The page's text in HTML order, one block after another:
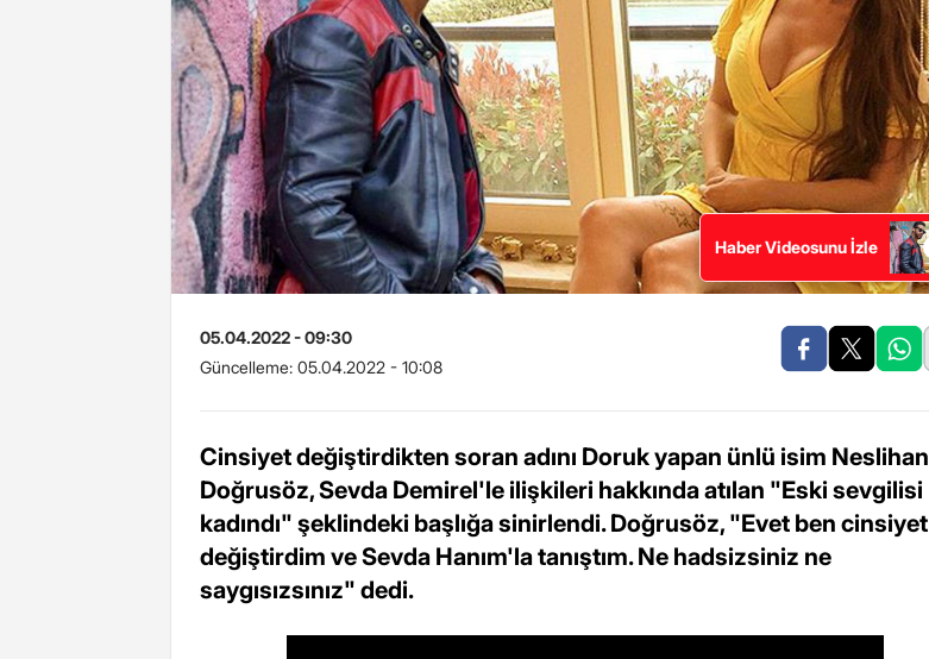
Haber Videosunu İzle
05.04.2022 - 09:30
Güncelleme: 05.04.2022 - 10:08
Cinsiyet değiştirdikten soran adını Doruk yapan ünlü isim Neslihan
Doğrusöz, Sevda Demirel'le ilişkileri hakkında atılan "Eski sevgilisi
kadındı" şeklindeki başlığa sinirlendi. Doğrusöz, "Evet ben cinsiyet
değiştirdim ve Sevda Hanım'la tanıştım. Ne hadsizsiniz ne
saygısızsınız" dedi.